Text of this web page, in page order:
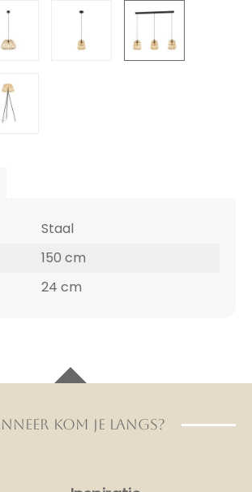
Staal
150 cm
24 cm
KOM JE LANGS?